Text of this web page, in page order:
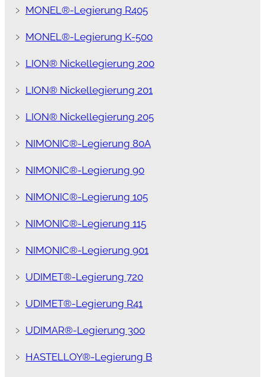
﹥ MONEL®-Legierung R405
﹥ MONEL®-Legierung K-500
﹥ LION® Nickellegierung 200
﹥ LION® Nickellegierung 201
﹥ LION® Nickellegierung 205
﹥ NIMONIC®-Legierung 80A
﹥ NIMONIC®-Legierung 90
﹥ NIMONIC®-Legierung 105
﹥ NIMONIC®-Legierung 115
﹥ NIMONIC®-Legierung 901
﹥ UDIMET®-Legierung 720
﹥ UDIMET®-Legierung R41
﹥ UDIMAR®-Legierung 300
﹥ HASTELLOY®-Legierung B